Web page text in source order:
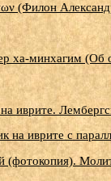
(Филон
ха-минхагим (Об
иврите.
на иврите с